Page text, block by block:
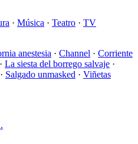
· Música · Teatro · TV
anestesia · Channel · Corriente
· La siesta del borrego salvaje ·
· Salgado unmasked · Viñetas